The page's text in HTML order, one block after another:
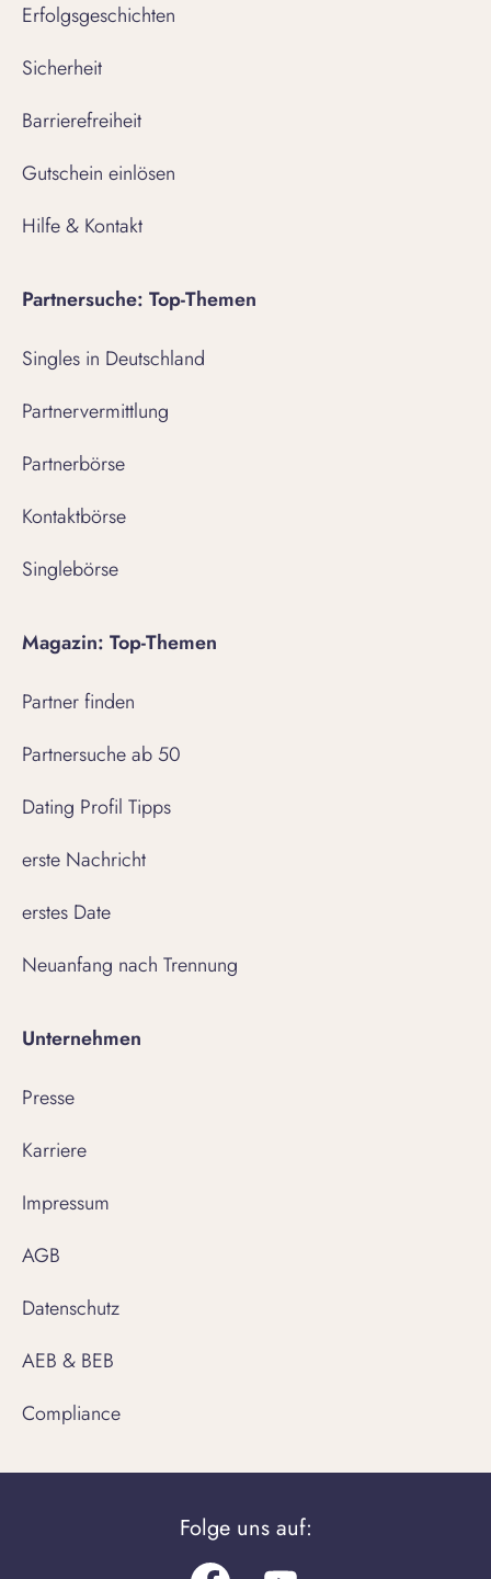
Erfolgsgeschichten
Sicherheit
Barrierefreiheit
Gutschein einlösen
Hilfe & Kontakt
Partnersuche: Top-Themen
Singles in Deutschland
Partnervermittlung
Partnerbörse
Kontaktbörse
Singlebörse
Magazin: Top-Themen
Partner finden
Partnersuche ab 50
Dating Profil Tipps
erste Nachricht
erstes Date
Neuanfang nach Trennung
Unternehmen
Presse
Karriere
Impressum
AGB
Datenschutz
AEB & BEB
Compliance
Folge uns auf: